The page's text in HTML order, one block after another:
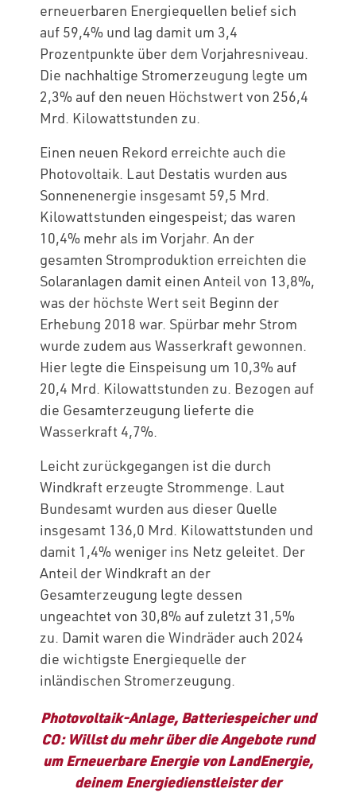
erneuerbaren Energiequellen belief sich
auf 59,4% und lag damit um 3,4
Prozentpunkte über dem Vorjahresniveau.
Die nachhaltige Stromerzeugung legte um
2,3% auf den neuen Höchstwert von 256,4
Mrd. Kilowattstunden zu.
Einen neuen Rekord erreichte auch die
Photovoltaik. Laut Destatis wurden aus
Sonnenenergie insgesamt 59,5 Mrd.
Kilowattstunden eingespeist; das waren
10,4% mehr als im Vorjahr. An der
gesamten Stromproduktion erreichten die
Solaranlagen damit einen Anteil von 13,8%,
was der höchste Wert seit Beginn der
Erhebung 2018 war. Spürbar mehr Strom
wurde zudem aus Wasserkraft gewonnen.
Hier legte die Einspeisung um 10,3% auf
20,4 Mrd. Kilowattstunden zu. Bezogen auf
die Gesamterzeugung lieferte die
Wasserkraft 4,7%.
Leicht zurückgegangen ist die durch
Windkraft erzeugte Strommenge. Laut
Bundesamt wurden aus dieser Quelle
insgesamt 136,0 Mrd. Kilowattstunden und
damit 1,4% weniger ins Netz geleitet. Der
Anteil der Windkraft an der
Gesamterzeugung legte dessen
ungeachtet von 30,8% auf zuletzt 31,5%
zu. Damit waren die Windräder auch 2024
die wichtigste Energiequelle der
inländischen Stromerzeugung.
Photovoltaik-Anlage, Batteriespeicher und
CO: Willst du mehr über die Angebote rund
um Erneuerbare Energie von LandEnergie,
deinem Energiedienstleister der